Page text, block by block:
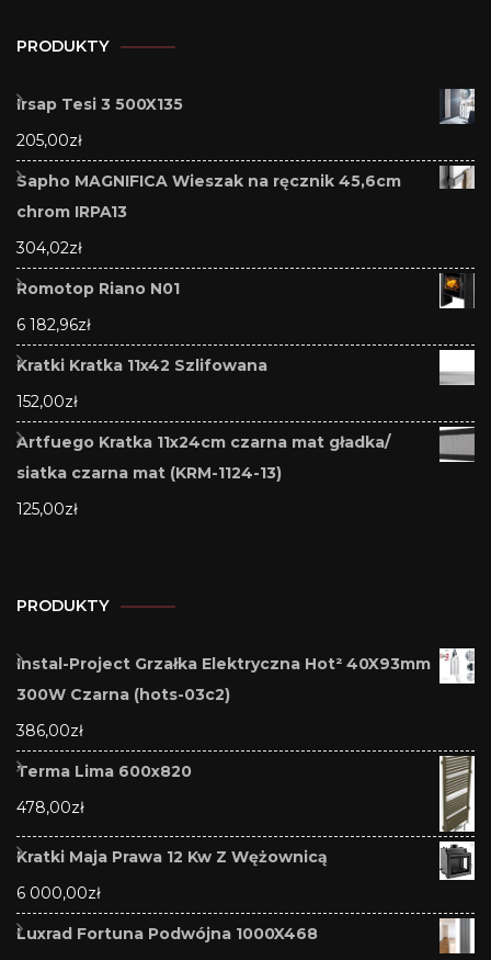
PRODUKTY
Irsap Tesi 3 500X135
205,00zł
Sapho MAGNIFICA Wieszak na ręcznik 45,6cm
chrom IRPA13
304,02zł
Romotop Riano N01
6 182,96zł
Kratki Kratka 11x42 Szlifowana
152,00zł
Artfuego Kratka 11x24cm czarna mat gładka/
siatka czarna mat (KRM-1124-13)
125,00zł
PRODUKTY
Instal-Project Grzałka Elektryczna Hot² 40X93mm
300W Czarna (hots-03c2)
386,00zł
Terma Lima 600x820
478,00zł
Kratki Maja Prawa 12 Kw Z Wężownicą
6 000,00zł
Luxrad Fortuna Podwójna 1000X468